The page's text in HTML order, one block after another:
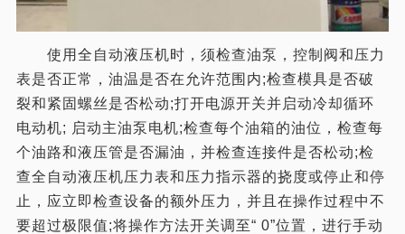
使用全自动液压机时，须检查油泵，控制阀和压力
表是否正常，油温是否在允许范围内;检查模具是否破
裂和紧固螺丝是否松动;打开电源开关并启动冷却循环
电动机; 启动主油泵电机;检查每个油箱的油位，检查每
个油路和液压管是否漏油，并检查连接件是否松动;检
查全自动液压机压力表和压力指示器的挠度或停止和停
止，应立即检查设备的额外压力，并且在操作过程中不
要超过极限值;将操作方法开关调至“ 0”位置，进行手动